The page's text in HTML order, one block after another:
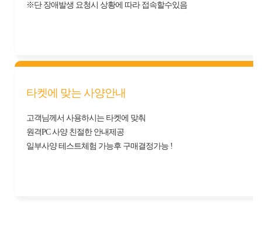
※단 장애발생 요청시 상황에 따라 접속할수있음
타켓에 맞는 사양안내
고객님께서 사용하시는 타켓에 맞춰
원격PC 사양 친절한 안내제공
일부사양 테스트체험 가능후 구매결정가능 !